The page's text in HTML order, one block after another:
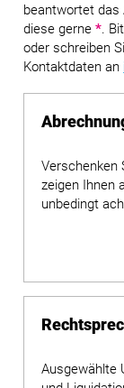
beantwortet das
diese gerne*.
oder schreiben
Kontaktdaten an
Verschenken
zeigen Ihnen
unbedingt
Ausgewählte